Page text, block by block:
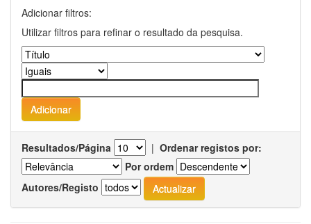
Adicionar filtros:
Utilizar filtros para refinar o resultado da pesquisa.
Resultados/Página | Ordenar registos por:
Por ordem
Autores/Registo